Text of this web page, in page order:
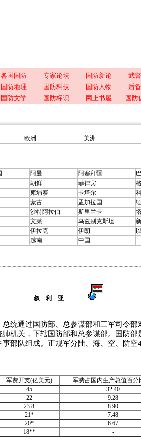
各国国防 专家论坛 国防新论 武
国防地理 国防科技 国防人物 后
国防文学 国防标识 网上书屋 国防
欧洲 美洲
阿曼 阿塞拜疆
朝鲜 菲律宾
柬埔寨 卡塔尔
蒙古 孟加拉国
沙特阿拉伯 斯里兰卡
文莱 乌兹别克斯坦
伊拉克 伊朗
越南 中国
叙 利 亚
通过国防部、总参谋部和三军司令部
机关，下辖国防部和总参谋部。国防部
部队组成。正规军分陆、海、空、防空
军费开支(亿美元)
军费占国内生产总值百分
45
32.40
22
9.28
23.8
8.90
21*
7.48
20*
6.67
18** -